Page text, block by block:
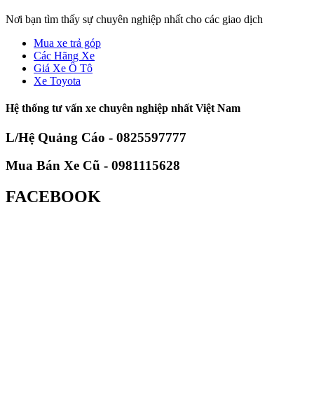
Nơi bạn tìm thấy sự chuyên nghiệp nhất cho các giao dịch
Mua xe trả góp
Các Hãng Xe
Giá Xe Ô Tô
Xe Toyota
Hệ thống tư vấn xe chuyên nghiệp nhất Việt Nam
L/Hệ Quảng Cáo - 0825597777
Mua Bán Xe Cũ - 0981115628
FACEBOOK